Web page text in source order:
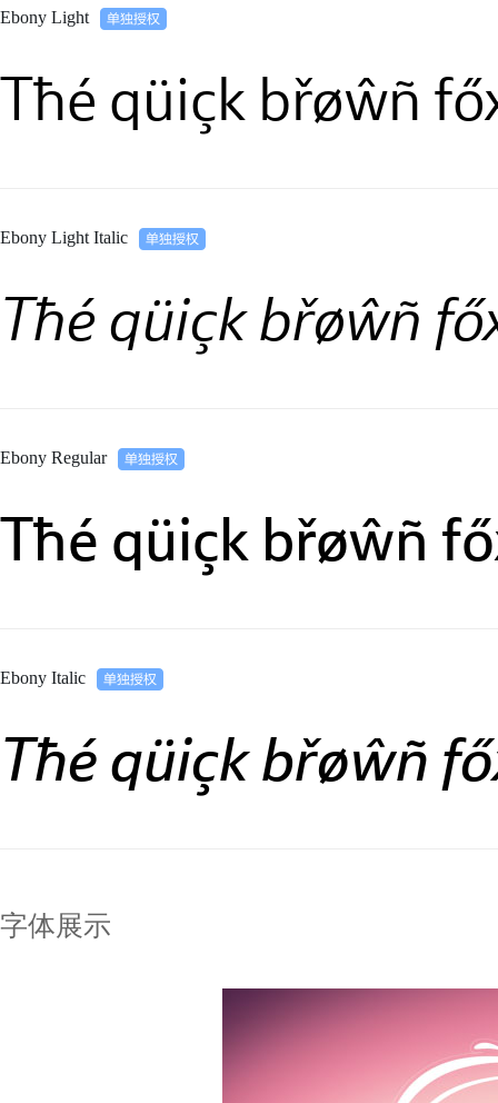
Ebony Light
Tħé qüiçk břøŵñ
Ebony Light Italic
Tħé qüiçk břøŵñ
Ebony Regular
Tħé qüiçk břøŵñ
Ebony Italic
Tħé qüiçk břøŵñ
字体展示